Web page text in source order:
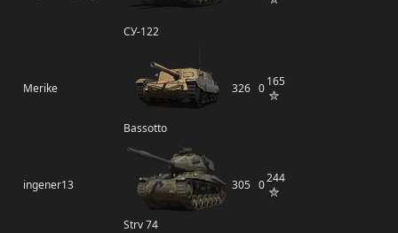
СУ-122
Merike
Bassotto
326 0165
ingener13
Strv 74
305 0244